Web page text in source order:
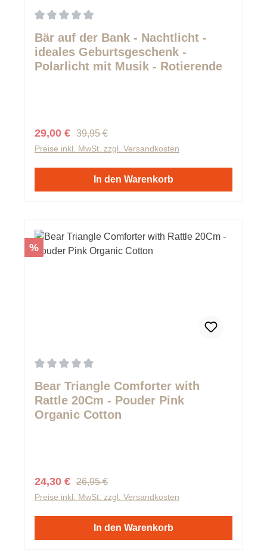
Bär auf der Bank - Nachtlicht -
ideales Geburtsgeschenk -
Polarlicht mit Musik - Rotierende
Verkaufspreis:
29,00 € Regulärer Preis:
39,95 €
Preise inkl. MwSt. zzgl. Versandkosten
In den Warenkorb
Rabatt
%
Bear Triangle Comforter with
Rattle 20Cm - Pouder Pink
Organic Cotton
Verkaufspreis:
24,30 € Regulärer Preis:
26,95 €
Preise inkl. MwSt. zzgl. Versandkosten
In den Warenkorb